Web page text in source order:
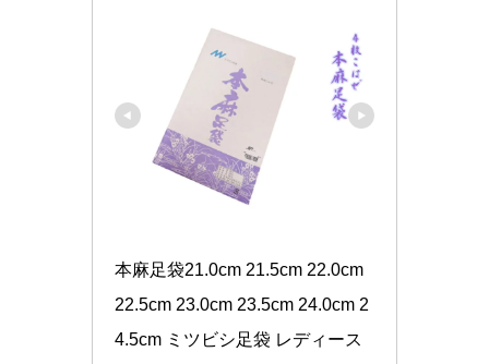
本麻足袋21.0cm 21.5cm 22.0cm
22.5cm 23.0cm 23.5cm 24.0cm 2
4.5cm ミツビシ足袋 レディース